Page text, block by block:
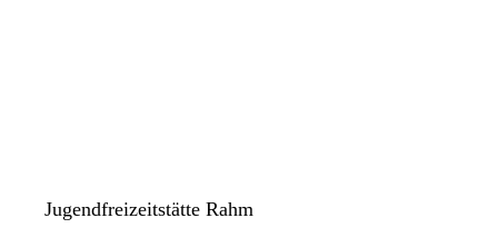
Jugendfreizeitstätte Rahm